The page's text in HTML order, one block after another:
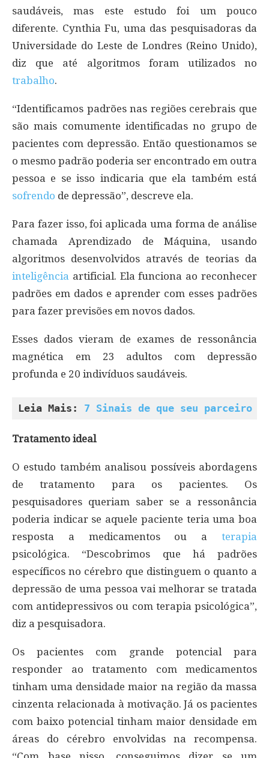
saudáveis, mas este estudo foi um pouco
diferente. Cynthia Fu, uma das pesquisadoras da
Universidade do Leste de Londres (Reino Unido),
diz que até algoritmos foram utilizados no
trabalho.
“Identificamos padrões nas regiões cerebrais que
são mais comumente identificadas no grupo de
pacientes com depressão. Então questionamos se
o mesmo padrão poderia ser encontrado em outra
pessoa e se isso indicaria que ela também está
sofrendo de depressão”, descreve ela.
Para fazer isso, foi aplicada uma forma de análise
chamada Aprendizado de Máquina, usando
algoritmos desenvolvidos através de teorias da
inteligência artificial. Ela funciona ao reconhecer
padrões em dados e aprender com esses padrões
para fazer previsões em novos dados.
Esses dados vieram de exames de ressonância
magnética em 23 adultos com depressão
profunda e 20 indivíduos saudáveis.
Leia Mais: 7 Sinais de que seu parceiro
Tratamento ideal
O estudo também analisou possíveis abordagens
de tratamento para os pacientes. Os
pesquisadores queriam saber se a ressonância
poderia indicar se aquele paciente teria uma boa
resposta a medicamentos ou a terapia
psicológica. “Descobrimos que há padrões
específicos no cérebro que distinguem o quanto a
depressão de uma pessoa vai melhorar se tratada
com antidepressivos ou com terapia psicológica”,
diz a pesquisadora.
Os pacientes com grande potencial para
responder ao tratamento com medicamentos
tinham uma densidade maior na região da massa
cinzenta relacionada à motivação. Já os pacientes
com baixo potencial tinham maior densidade em
áreas do cérebro envolvidas na recompensa.